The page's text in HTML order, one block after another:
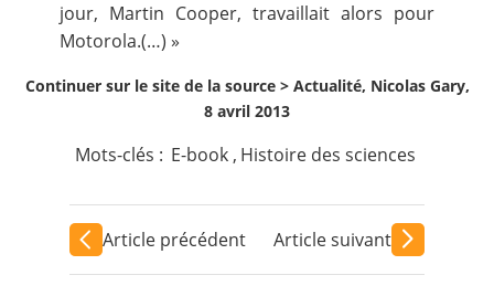
jour, Martin Cooper, travaillait alors pour
Motorola.(…) »
Continuer sur le site de la source > Actualité, Nicolas Gary,
8 avril 2013
Mots-clés : E-book , Histoire des sciences
Article précédent Article suivant